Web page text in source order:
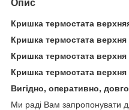
Опис
Кришка термостата
Кришка термостата
Кришка термостата верхня
Кришка термостата
Вигідно, оперативно,
Ми раді Вам запропонувати